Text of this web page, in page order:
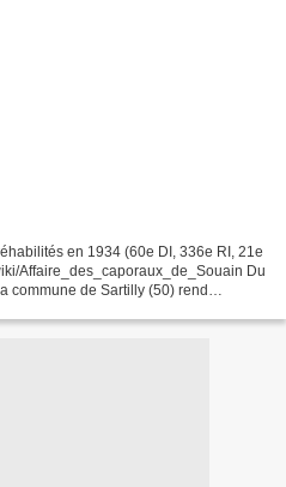
en 1934 (60e DI, 336e RI, 21e
Affaire_des_caporaux_de_Souain Du
commune de Sartilly (50) rend